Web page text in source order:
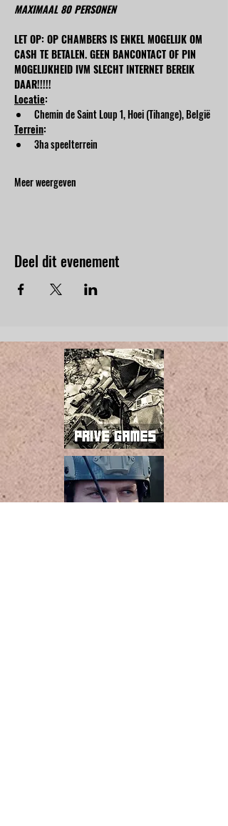
MAXIMAAL 80 PERSONEN
LET OP: OP CHAMBERS IS ENKEL MOGELIJK OM
CASH TE BETALEN. GEEN BANCONTACT OF PIN
MOGELIJKHEID IVM SLECHT INTERNET BEREIK
DAAR!!!!!
Locatie:
Chemin de Saint Loup 1, Hoei (Tihange), België
Terrein:
3ha speelterrein
Meer weergeven
Deel dit evenement